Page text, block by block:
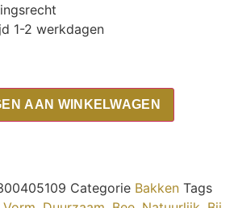
1-2 werkdagen
AAN WINKELWAGEN
Categorie Bakken Tags